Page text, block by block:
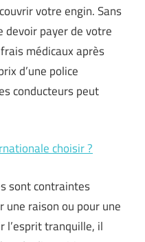
votre engin. Sans
devoir payer de votre
médicaux après
d’une police
conducteurs peut
choisir ?
sont contraintes
une raison ou pour une
l’esprit tranquille, il